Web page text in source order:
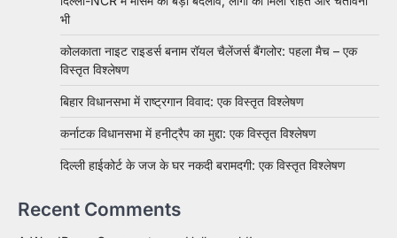
भी
कोलकाता नाइट राइडर्स बनाम रॉयल चैलेंजर्स बैंगलोर: पहला मैच – एक
विस्तृत विश्लेषण
बिहार विधानसभा में राष्ट्रगान विवाद: एक विस्तृत विश्लेषण
कर्नाटक विधानसभा में हनीट्रैप का मुद्दा: एक विस्तृत विश्लेषण
दिल्ली हाईकोर्ट के जज के घर नकदी बरामदगी: एक विस्तृत विश्लेषण
Recent Comments